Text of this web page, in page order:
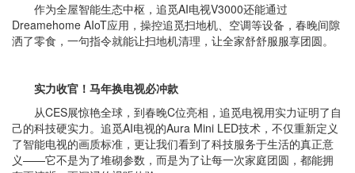
作为全屋智能生态中枢，追觅AI电视V3000还能通过
Dreamehome AIoT应用，操控追觅扫地机、空调等设备，春晚间隙
洒了零食，一句指令就能让扫地机清理，让全家舒舒服服享团圆。
实力收官！马年换电视必冲款
从CES展惊艳全球，到春晚C位亮相，追觅电视用实力证明了自
己的科技硬实力。追觅AI电视的Aura Mini LED技术，不仅重新定义
了智能电视的画质标准，更让我们看到了科技服务于生活的真正意
义——它不是为了堆砌参数，而是为了让每一次家庭团圆，都能拥